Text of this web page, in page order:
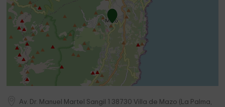
Av. Dr. Manuel Martel Sangil 1 38730 Villa de Mazo ( La Palma,